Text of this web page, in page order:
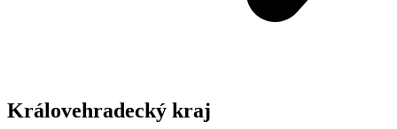
Královehradecký kraj